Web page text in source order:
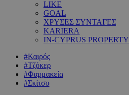
LIKE
GOAL
ΧΡΥΣΕΣ ΣΥΝΤΑΓΕΣ
KARIERA
IN-CYPRUS PROPERTY
#Καιρός
#Τζόκερ
#Φαρμακεία
#Σκίτσο